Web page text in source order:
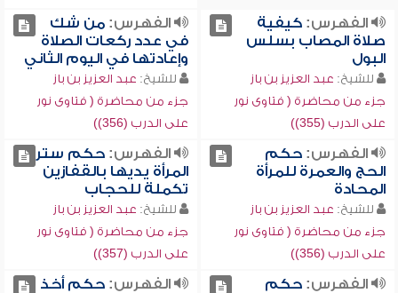
الفهرس:كيفية
صلاة المصاب بسلس
البول
للشيخ: عبد العزيز بن باز
جزء من محاضرة ( فتاوى نور
على الدرب (355))
الفهرس:من شك
في عدد ركعات الصلاة
وإعادتها في اليوم الثاني
للشيخ: عبد العزيز بن باز
جزء من محاضرة ( فتاوى نور
على الدرب (356))
الفهرس:حكم
الحج والعمرة للمرأة
المحادة
للشيخ: عبد العزيز بن باز
جزء من محاضرة ( فتاوى نور
على الدرب (356))
الفهرس:حكم ستر
المرأة يديها بالقفازين
تكملة للحجاب
للشيخ: عبد العزيز بن باز
جزء من محاضرة ( فتاوى نور
على الدرب (357))
الفهرس:حكم
الفهرس:حكم أخذ